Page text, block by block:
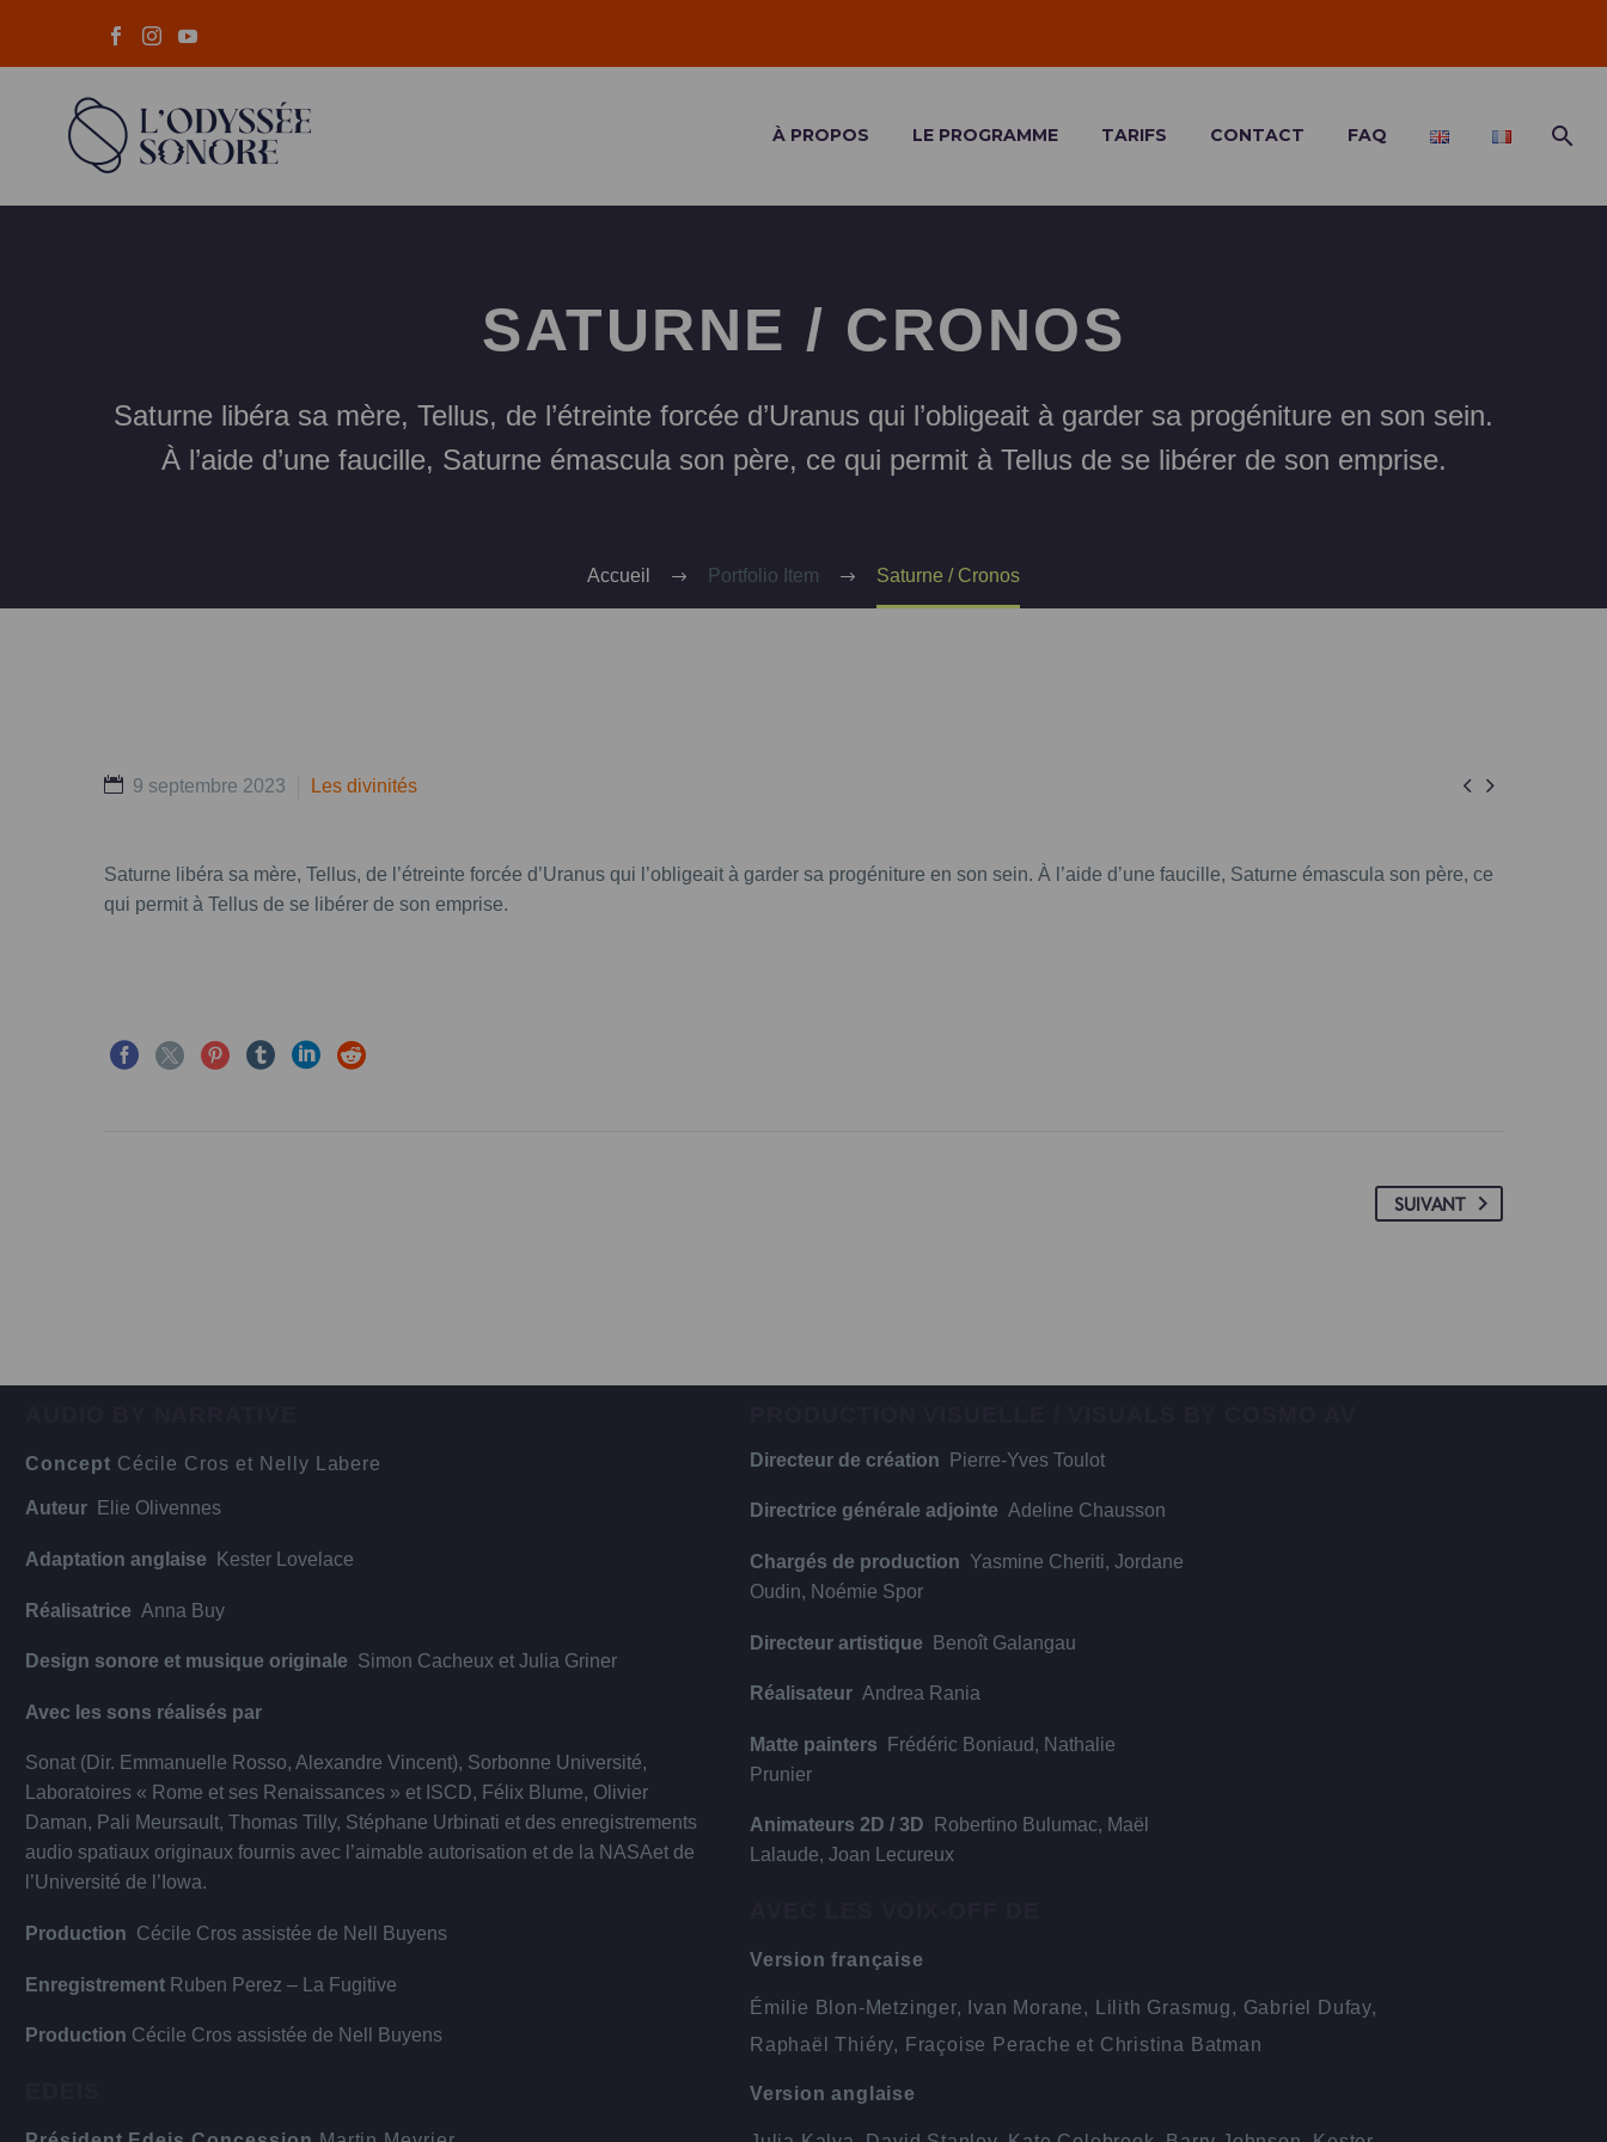
À PROPOS LE PROGRAMME TARIFS CONTACT FAQ
SATURNE / CRONOS
Saturne libéra sa mère, Tellus, de l’étreinte forcée d’Uranus qui l’obligeait à garder sa progéniture en son sein.
À l’aide d’une faucille, Saturne émascula son père, ce qui permit à Tellus de se libérer de son emprise.
Accueil Portfolio Item Saturne / Cronos
 
9 septembre 2023 Les divinités
Saturne libéra sa mère, Tellus, de l’étreinte forcée d’Uranus qui l’obligeait à garder sa progéniture en son sein. À l’aide d’une faucille, Saturne émascula son père, ce
qui permit à Tellus de se libérer de son emprise.
SUIVANT
Concept Cécile Cros et Nelly Labere
Auteur Elie Olivennes
Adaptation anglaise Kester Lovelace
Réalisatrice Anna Buy
Design sonore et musique originale Simon Cacheux et Julia Griner
Avec les sons réalisés par
Sonat (Dir. Emmanuelle Rosso, Alexandre Vincent), Sorbonne Université,
Laboratoires « Rome et ses Renaissances » et ISCD, Félix Blume, Olivier
Daman, Pali Meursault, Thomas Tilly, Stéphane Urbinati et des enregistrements
audio spatiaux originaux fournis avec l’aimable autorisation et de la NASAet de
l’Université de l’Iowa.
Production Cécile Cros assistée de Nell Buyens
Enregistrement Ruben Perez – La Fugitive
Production Cécile Cros assistée de Nell Buyens
Directeur de création Pierre-Yves Toulot
Directrice générale adjointe Adeline Chausson
Chargés de production Yasmine Cheriti, Jordane
Oudin, Noémie Spor
Directeur artistique Benoît Galangau
Réalisateur Andrea Rania
Matte painters
Frédéric Boniaud, Nathalie
Prunier
Animateurs 2D / 3D
Robertino Bulumac, Maël
Lalaude, Joan Lecureux
Version française
Émilie Blon-Metzinger, Ivan Morane, Lilith Grasmug, Gabriel Dufay,
Raphaël Thiéry, Fraçoise Perache et Christina Batman
Version anglaise